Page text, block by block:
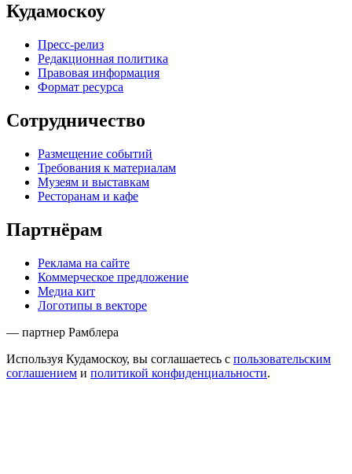
Кудамоскоу
Пресс-релиз
Редакционная политика
Правовая информация
Формат ресурса
Сотрудничество
Размещение событий
Требования к материалам
Музеям и выставкам
Ресторанам и кафе
Партнёрам
Реклама на сайте
Коммерческое предложение
Медиа кит
Логотипы в векторе
— партнер Рамблера
Используя Кудамоскоу, вы соглашаетесь с пользовательским
соглашением и политикой конфиденциальности.